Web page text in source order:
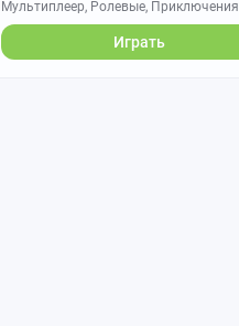
Мультиплеер, Ролевые, Приключения
Играть